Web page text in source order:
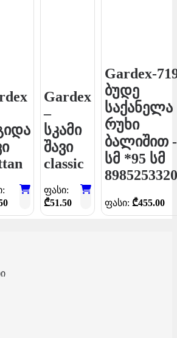
Gardex
–
სკამი
შავი
classic
ფასი:
₾51.50
Gardex-
ბუდე
საქანელა
რუხი
ბალიშით -
სმ *95 სმ
ფასი: ₾455.00